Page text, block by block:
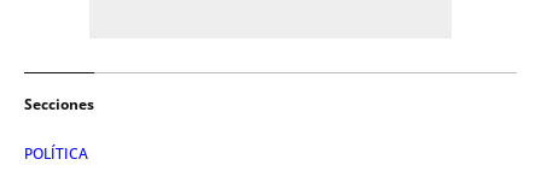
Secciones
POLÍTICA